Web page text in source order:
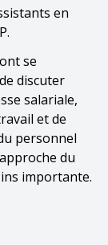
en
se
discuter
salariale,
et de
personnel
du
importante.